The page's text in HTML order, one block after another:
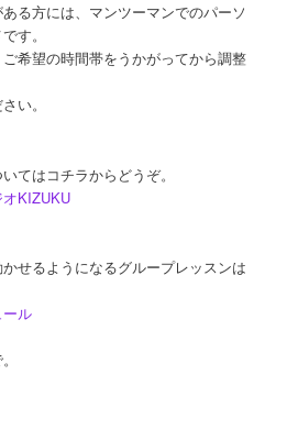
る方には、マンツーマンでのパーソ
す。
希望の時間帯をうかがってから調整
い。
てはコチラからどうぞ。
KIZUKU
せるようになるグループレッスンは
ル